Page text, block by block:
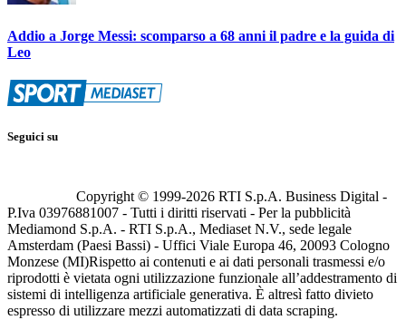
Addio a Jorge Messi: scomparso a 68 anni il padre e la guida di
Leo
Seguici su
Copyright © 1999-2026 RTI S.p.A. Business Digital -
P.Iva 03976881007 - Tutti i diritti riservati - Per la pubblicità
Mediamond S.p.A. - RTI S.p.A., Mediaset N.V., sede legale
Amsterdam (Paesi Bassi) - Uffici Viale Europa 46, 20093 Cologno
Monzese (MI)Rispetto ai contenuti e ai dati personali trasmessi e/o
riprodotti è vietata ogni utilizzazione funzionale all’addestramento di
sistemi di intelligenza artificiale generativa. È altresì fatto divieto
espresso di utilizzare mezzi automatizzati di data scraping.